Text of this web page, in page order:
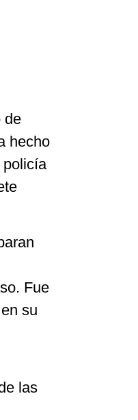
de
hecho
policía
Fue
su
las